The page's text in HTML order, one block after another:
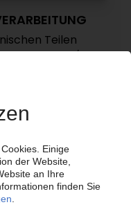
Teilen
2023 /
Gewinne